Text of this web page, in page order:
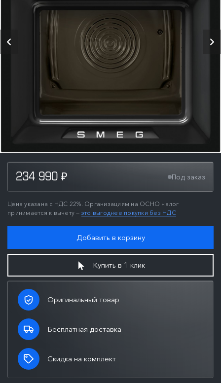
234 990 ₽ Под заказ
Цена указана с НДС 22%. Организациям на ОСНО налог
принимается к вычету — это выгоднее покупки без НДС
Добавить в корзину
Купить в 1 клик
Оригинальный товар
Бесплатная доставка
Скидка на комплект